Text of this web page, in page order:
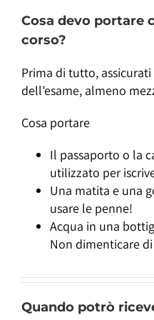
Cosa devo portare
corso?
Prima di tutto,
dell’esame, almeno
Cosa portare
Il passaporto o la
utilizzato per
Una matita e una
usare le penne!
Acqua in una
Non dimenticare
Quando potrò